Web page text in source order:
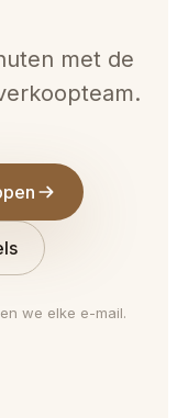
met de
we elke e-mail.